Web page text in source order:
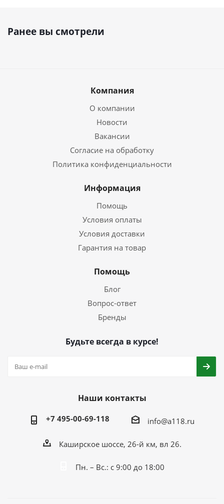
Ранее вы смотрели
Компания
О компании
Новости
Вакансии
Согласие на обработку
Политика конфиденциальности
Информация
Помощь
Условия оплаты
Условия доставки
Гарантия на товар
Помощь
Блог
Вопрос-ответ
Бренды
Будьте всегда в курсе!
Наши контакты
+7 495-00-69-118 info@a118.ru
Каширское шоссе, 26-й км, вл 26.
Пн. – Вс.: с 9:00 до 18:00